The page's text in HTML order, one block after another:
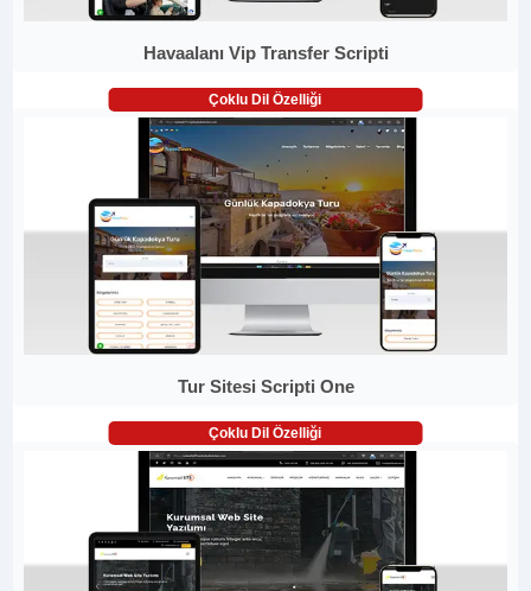
Havaalanı Vip Transfer Scripti
Çoklu Dil Özelliği
Tur Sitesi Scripti One
Çoklu Dil Özelliği